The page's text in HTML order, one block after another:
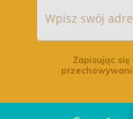
Zapisując